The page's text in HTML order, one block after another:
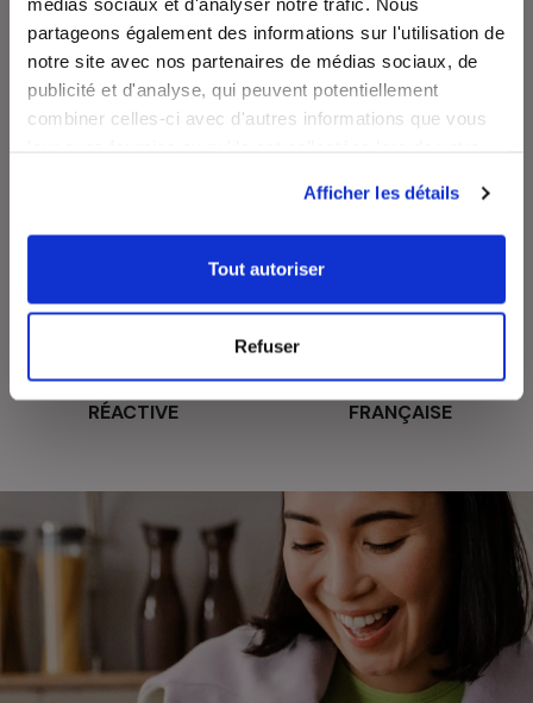
partageons également des informations sur l'utilisation de
notre site avec nos partenaires de médias sociaux, de
publicité et d'analyse, qui peuvent potentiellement
combiner celles-ci avec d'autres informations que vous
Afficher les détails
Tout autoriser
Refuser
LIVRAISON
SUIVIE
PAIEMENT
SÉCURISÉ
GRATUITES
REMBOURSÉ
ASSISTANCE
RÉACTIVE
ENTREPRISE
FRANÇAISE